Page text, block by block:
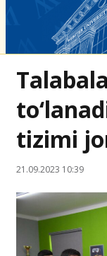
tizimi
21.09.2023 10:39